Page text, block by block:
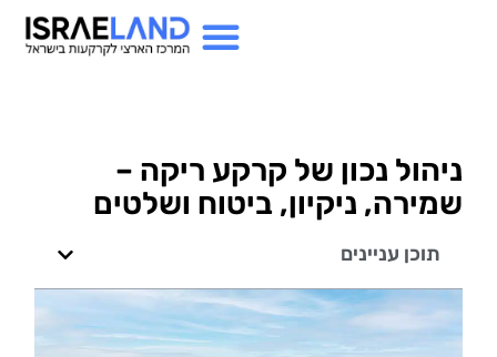
ניהול נכון של קרקע ריקה –
שמירה, ניקיון, ביטוח ושלטים
תוכן עניינים